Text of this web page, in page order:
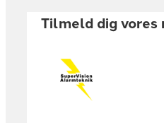
Tilmeld dig vores